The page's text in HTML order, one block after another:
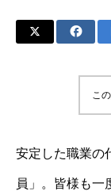
こ
安定した職業の
員」。皆様も一